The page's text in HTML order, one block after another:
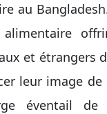
au
et étrangers
leur image de
éventail de